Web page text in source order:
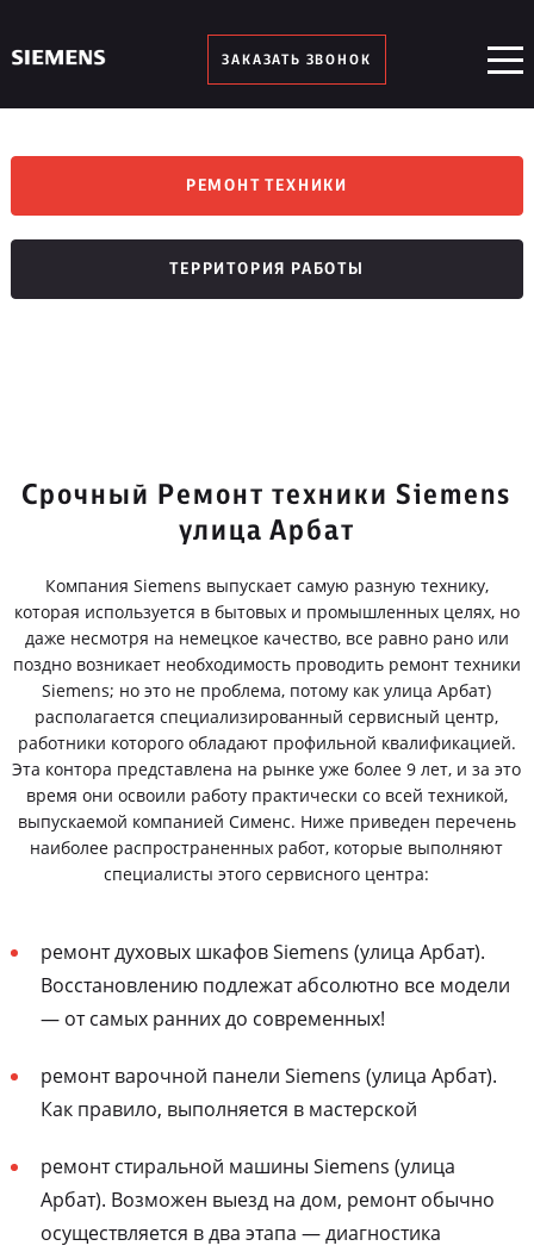
ЗАКАЗАТЬ ЗВОНОК
РЕМОНТ ТЕХНИКИ
ТЕРРИТОРИЯ РАБОТЫ
Срочный Ремонт техники Siemens
улица Арбат
Компания Siemens выпускает самую разную технику,
которая используется в бытовых и промышленных целях, но
даже несмотря на немецкое качество, все равно рано или
поздно возникает необходимость проводить ремонт техники
Siemens; но это не проблема, потому как улица Арбат)
располагается специализированный сервисный центр,
работники которого обладают профильной квалификацией.
Эта контора представлена на рынке уже более 9 лет, и за это
время они освоили работу практически со всей техникой,
выпускаемой компанией Сименс. Ниже приведен перечень
наиболее распространенных работ, которые выполняют
специалисты этого сервисного центра:
ремонт духовых шкафов Siemens (улица Арбат).
Восстановлению подлежат абсолютно все модели
— от самых ранних до современных!
ремонт варочной панели Siemens (улица Арбат).
Как правило, выполняется в мастерской
ремонт стиральной машины Siemens (улица
Арбат). Возможен выезд на дом, ремонт обычно
осуществляется в два этапа — диагностика